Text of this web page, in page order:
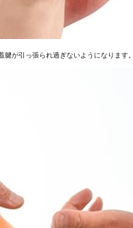
が引っ張られ過ぎないようになりま